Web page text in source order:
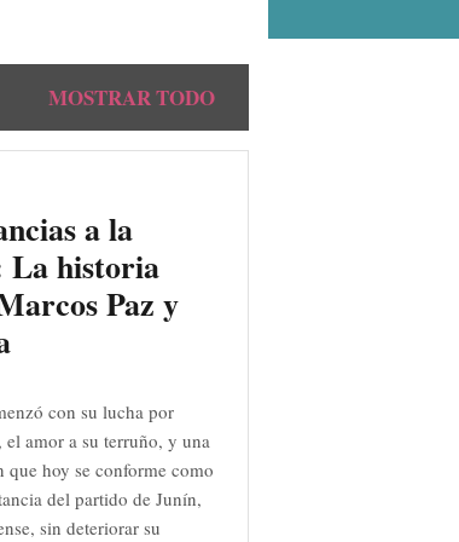
MOSTRAR TODO
a la
La historia
Paz y
con su lucha por
amor a su terruño, y una
hoy se conforme como
del partido de Junín,
sin deteriorar su